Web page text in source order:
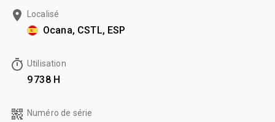
Localisé
Ocana, CSTL, ESP
Utilisation
9 738 H
Numéro de série